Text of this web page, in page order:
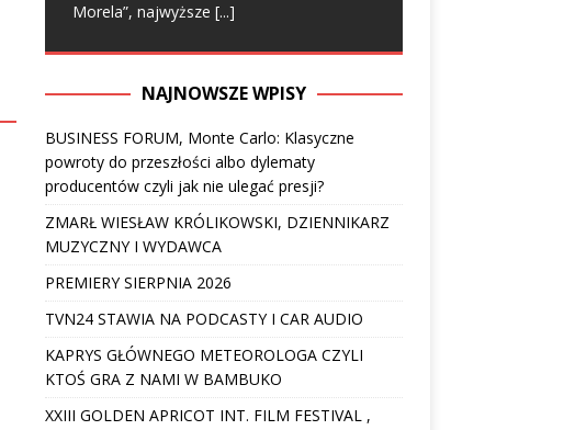
Morela”, najwyższe [...]
NAJNOWSZE WPISY
BUSINESS FORUM, Monte Carlo: Klasyczne
powroty do przeszłości albo dylematy
producentów czyli jak nie ulegać presji?
ZMARŁ WIESŁAW KRÓLIKOWSKI, DZIENNIKARZ
MUZYCZNY I WYDAWCA
PREMIERY SIERPNIA 2026
TVN24 STAWIA NA PODCASTY I CAR AUDIO
KAPRYS GŁÓWNEGO METEOROLOGA CZYLI
KTOŚ GRA Z NAMI W BAMBUKO
XXIII GOLDEN APRICOT INT. FILM FESTIVAL ,